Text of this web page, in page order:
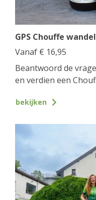
GPS Chouffe
Vanaf € 16,95
Beantwoord de
en verdien een
bekijken